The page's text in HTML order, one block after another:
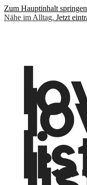
Zum Hauptinhalt springen
Nähe im Alltag. Jetzt